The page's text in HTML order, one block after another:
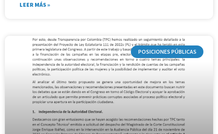
LEER MÁS »
POSICIONES PÚBLICAS